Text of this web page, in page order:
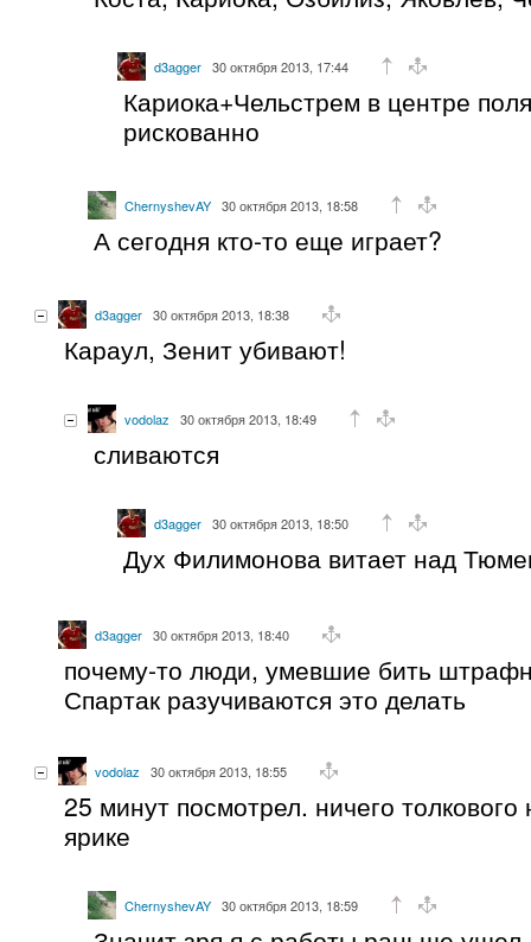
d3agger 30 октября 2013, 17:44
Кариока+Чельстрем в центре
рискованно
ChernyshevAY 30 октября 2013, 18:58
А сегодня кто-то еще играет?
d3agger 30 октября 2013, 18:38
Караул, Зенит убивают!
vodolaz 30 октября 2013, 18:49
сливаются
d3agger 30 октября 2013, 18:50
Дух Филимонова витает над
d3agger 30 октября 2013, 18:40
почему-то люди, умевшие бить
Спартак разучиваются это делать
vodolaz 30 октября 2013, 18:55
25 минут посмотрел. ничего
ярике
ChernyshevAY 30 октября 2013, 18:59